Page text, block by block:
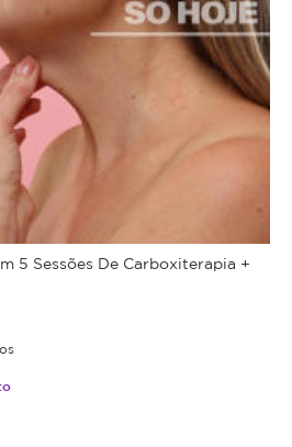
5 Sessões De Carboxiterapia +